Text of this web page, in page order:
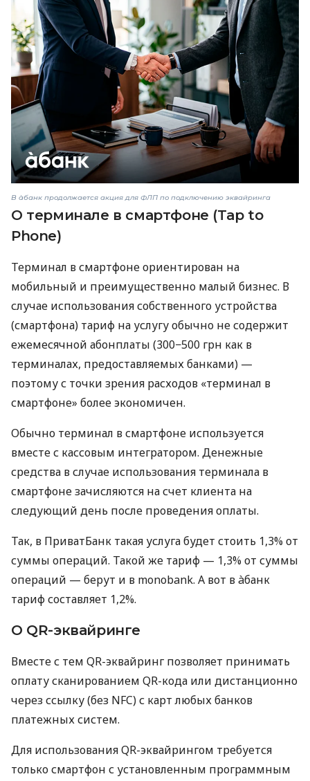
В àбанк продолжается акция для ФЛП по подключению эквайринга
О терминале в смартфоне (Tap to
Phone)
Терминал в смартфоне ориентирован на
мобильный и преимущественно малый бизнес. В
случае использования собственного устройства
(смартфона) тариф на услугу обычно не содержит
ежемесячной абонплаты (300−500 грн как в
терминалах, предоставляемых банками) —
поэтому с точки зрения расходов «терминал в
смартфоне» более экономичен.
Обычно терминал в смартфоне используется
вместе с кассовым интегратором. Денежные
средства в случае использования терминала в
смартфоне зачисляются на счет клиента на
следующий день после проведения оплаты.
Так, в ПриватБанк такая услуга будет стоить 1,3% от
суммы операций. Такой же тариф — 1,3% от суммы
операций — берут и в monobank. А вот в àбанк
тариф составляет 1,2%.
О QR-эквайринге
Вместе с тем QR-эквайринг позволяет принимать
оплату сканированием QR-кода или дистанционно
через ссылку (без NFC) с карт любых банков
платежных систем.
Для использования QR-эквайрингом требуется
только смартфон с установленным программным